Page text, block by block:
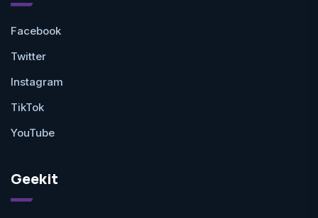
Facebook
Twitter
Instagram
TikTok
YouTube
Geekit